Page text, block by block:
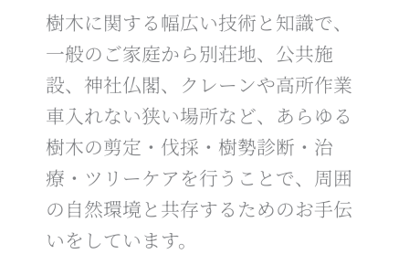
樹木に関する幅広い技術と知識で、
一般のご家庭から別荘地、公共施
設、神社仏閣、クレーンや高所作業
車入れない狭い場所など、あらゆる
樹木の剪定・伐採・樹勢診断・治
療・ツリーケアを行うことで、周囲
の自然環境と共存するためのお手伝
いをしています。